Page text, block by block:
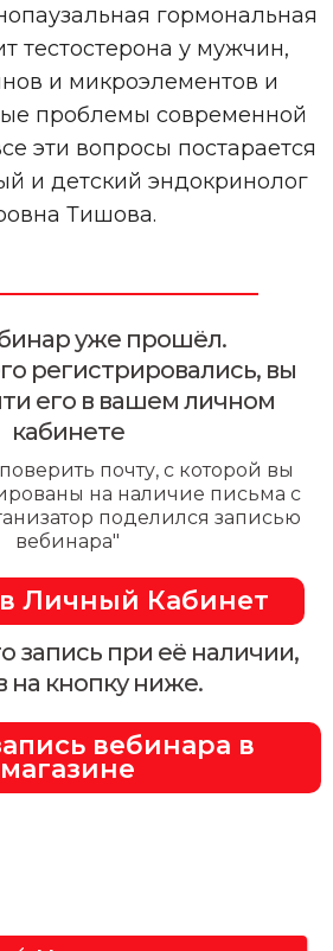
гормональная
тестостерона у мужчин,
и микроэлементов и
проблемы современной
эти вопросы постарается
и детский эндокринолог
Тишова.
уже прошёл.
регистрировались, вы
его в вашем личном
кабинете
почту, с которой вы
на наличие письма с
поделился записью
вебинара"
Личный Кабинет
запись при её наличии,
на кнопку ниже.
вебинара в
магазине